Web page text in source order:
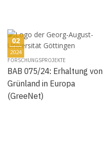
02
2024
FORSCHUNGSPROJEKTE
BAB 075/24: Erhaltung von
Grünland in Europa
(GreeNet)